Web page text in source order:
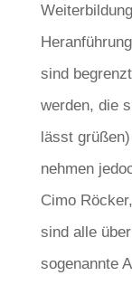
sind
werden, die
lässt
nehmen
Cimo
sind alle
sogenannte